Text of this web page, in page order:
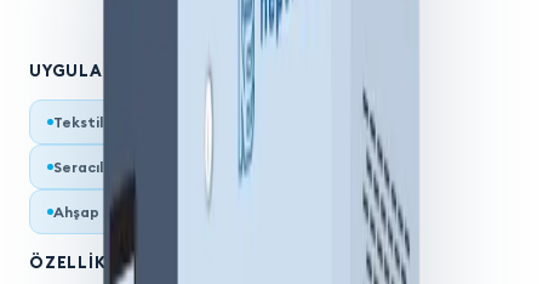
UYGULAMA ALANLARI
Tekstil sanayii Tütün ve sarım tesisleri
Seracılık ve tarım Baskı ve kağıt sanayii
Ahşap işleme tesisleri Şarap mahzenleri
ÖZELLIKLER